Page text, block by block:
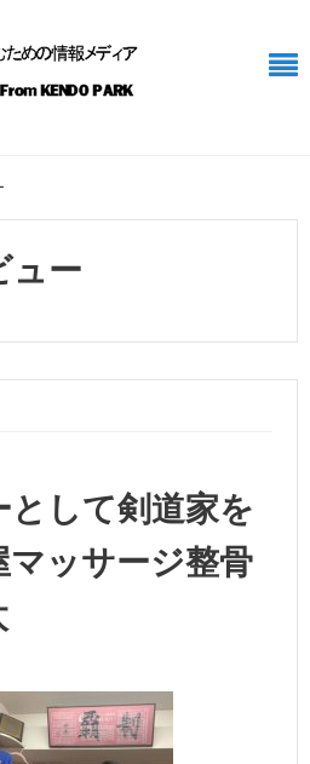
ュー
として剣道家を
マッサージ整骨